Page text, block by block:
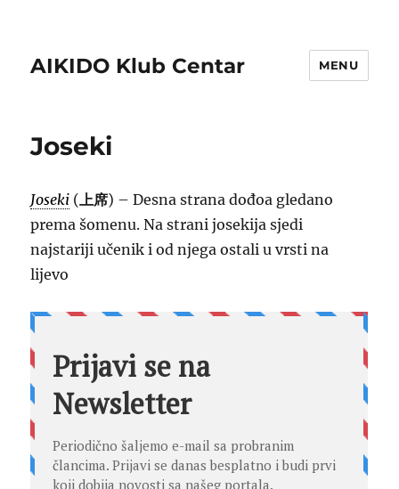
AIKIDO Klub Centar MENU
Joseki
Joseki (上席) – Desna strana dođoa gledano
prema šomenu. Na strani josekija sjedi
najstariji učenik i od njega ostali u vrsti na
lijevo